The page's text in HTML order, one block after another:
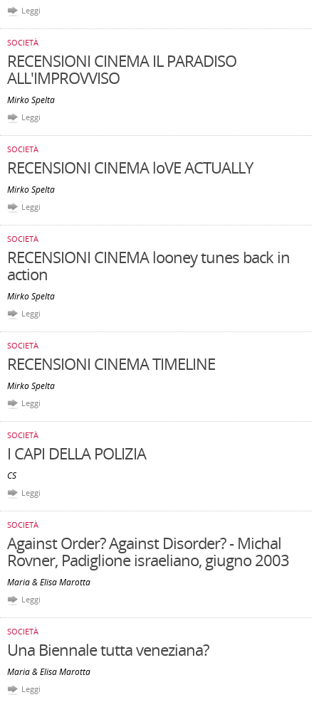
Leggi
SOCIETÀ
RECENSIONI CINEMA IL PARADISO
ALL'IMPROVVISO
Mirko Spelta
Leggi
SOCIETÀ
RECENSIONI CINEMA loVE ACTUALLY
Mirko Spelta
Leggi
SOCIETÀ
RECENSIONI CINEMA looney tunes back in
action
Mirko Spelta
Leggi
SOCIETÀ
RECENSIONI CINEMA TIMELINE
Mirko Spelta
Leggi
SOCIETÀ
I CAPI DELLA POLIZIA
CS
Leggi
SOCIETÀ
Against Order? Against Disorder? - Michal
Rovner, Padiglione israeliano, giugno 2003
Maria & Elisa Marotta
Leggi
SOCIETÀ
Una Biennale tutta veneziana?
Maria & Elisa Marotta
Leggi